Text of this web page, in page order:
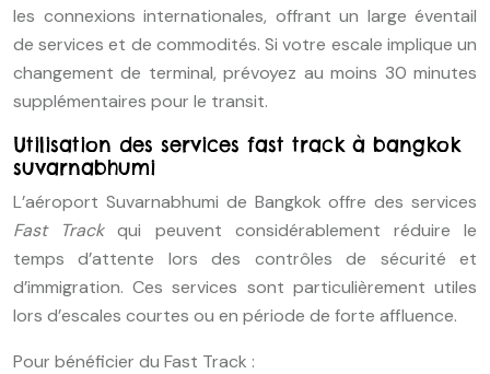
les connexions internationales, offrant un large éventail
de services et de commodités. Si votre escale implique un
changement de terminal, prévoyez au moins 30 minutes
supplémentaires pour le transit.
Utilisation des services fast track à bangkok
suvarnabhumi
L’aéroport Suvarnabhumi de Bangkok offre des services
Fast Trackqui peuvent considérablement réduire le
temps d’attente lors des contrôles de sécurité et
d’immigration. Ces services sont particulièrement utiles
lors d’escales courtes ou en période de forte affluence.
Pour bénéficier du Fast Track :